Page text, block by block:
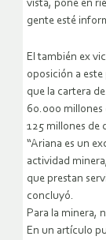
vista, pone en
gente esté
El también ex
oposición a
que la cartera
60.000 millones
125 millones de
“Ariana es un
actividad
que prestan
concluyó.
Para la minera,
En un artículo